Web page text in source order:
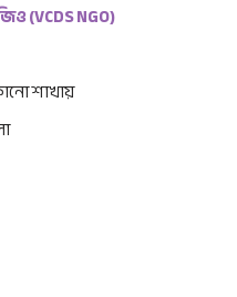
(VCDS NGO)
শাখায়